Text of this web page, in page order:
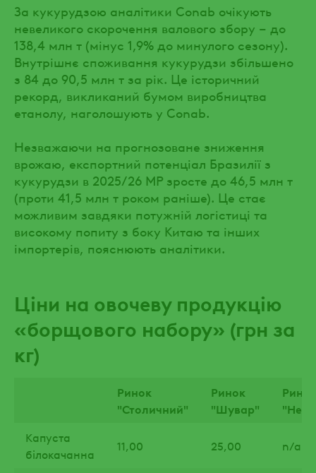
За кукурудзою аналітики Conab очікують
невеликого скорочення валового збору – до
138,4 млн т (мінус 1,9% до минулого сезону).
Внутрішнє споживання кукурудзи збільшено
з 84 до 90,5 млн т за рік. Це історичний
рекорд, викликаний бумом виробництва
етанолу, наголошують у Conab.
Незважаючи на прогнозоване зниження
врожаю, експортний потенціал Бразилії з
кукурудзи в 2025/26 МР зросте до 46,5 млн т
(проти 41,5 млн т роком раніше). Це стає
можливим завдяки потужній логістиці та
високому попиту з боку Китаю та інших
імпортерів, пояснюють аналітики.
Ціни на овочеву продукцію
«борщового набору» (грн за
кг)
Ринок
"Столичний"
Ринок
"Шувар"
Ринок
Капуста
білокачанна
11,00 25,00 n/a